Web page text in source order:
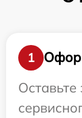
1
Оставьте